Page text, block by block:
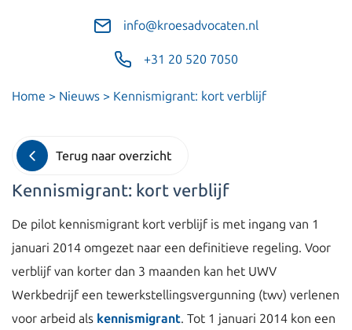
info@kroesadvocaten.nl
+31 20 520 7050
Home > Nieuws > Kennismigrant: kort verblijf
Terug naar overzicht
Kennismigrant: kort verblijf
De pilot kennismigrant kort verblijf is met ingang van 1
januari 2014 omgezet naar een definitieve regeling. Voor
verblijf van korter dan 3 maanden kan het UWV
Werkbedrijf een tewerkstellingsvergunning (twv) verlenen
voor arbeid als kennismigrant. Tot 1 januari 2014 kon een